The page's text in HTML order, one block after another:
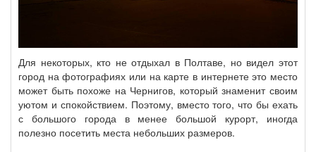
Для некоторых, кто не отдыхал в Полтаве, но видел этот
город на фотографиях или на карте в интернете это место
может быть похоже на Чернигов, который знаменит своим
уютом и спокойствием. Поэтому, вместо того, что бы ехать
с большого города в менее большой курорт, иногда
полезно посетить места небольших размеров.